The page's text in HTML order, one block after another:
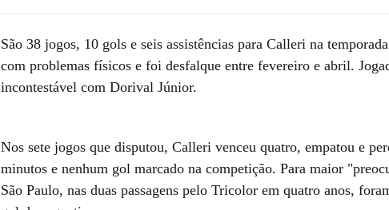
São 38 jogos, 10 gols e seis assistências para Calleri na
com problemas físicos e foi desfalque entre fevereiro e abril.
incontestável com Dorival Júnior.
Nos sete jogos que disputou, Calleri venceu quatro, empatou e
minutos e nenhum gol marcado na competição. Para maior
São Paulo, nas duas passagens pelo Tricolor em quatro anos,